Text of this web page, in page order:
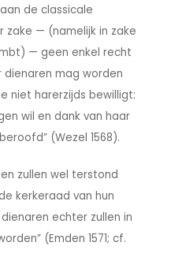
de classicale
zake — (namelijk in zake
— geen enkel recht
mag worden
niet harerzijds bewilligt:
wil en dank van haar
(Wezel 1568).
zullen wel terstond
kerkeraad van hun
echter zullen in
(Emden 1571; cf.